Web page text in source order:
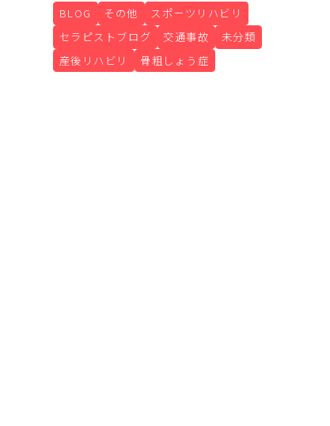
BLOG その他
スポーツリハビリ
セラピストブログ
交通事故
未分類
産後リハビリ
骨粗しょう症